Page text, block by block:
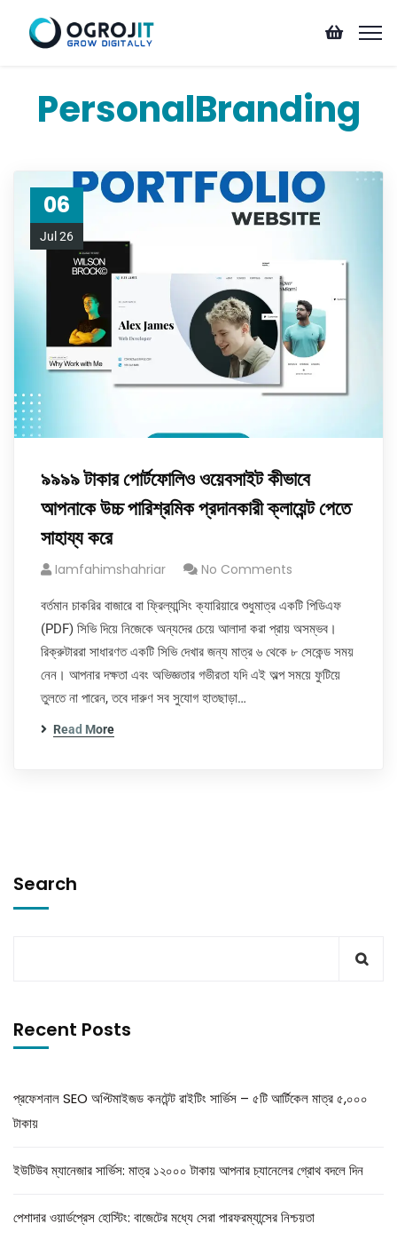
PersonalBranding
06
Jul 26
৯৯৯৯ টাকার পোর্টফোলিও ওয়েবসাইট কীভাবে
আপনাকে উচ্চ পারিশ্রমিক প্রদানকারী ক্লায়েন্ট পেতে
সাহায্য করে
Iamfahimshahriar No Comments
বর্তমান চাকরির বাজারে বা ফ্রিল্যান্সিং ক্যারিয়ারে শুধুমাত্র একটি পিডিএফ
(PDF) সিভি দিয়ে নিজেকে অন্যদের চেয়ে আলাদা করা প্রায় অসম্ভব।
রিক্রুটাররা সাধারণত একটি সিভি দেখার জন্য মাত্র ৬ থেকে ৮ সেকেন্ড সময়
নেন। আপনার দক্ষতা এবং অভিজ্ঞতার গভীরতা যদি এই অল্প সময়ে ফুটিয়ে
তুলতে না পারেন, তবে দারুণ সব সুযোগ হাতছাড়া…
Read More
Search
Recent Posts
প্রফেশনাল SEO অপ্টিমাইজড কনটেন্ট রাইটিং সার্ভিস – ৫টি আর্টিকেল মাত্র ৫,০০০
টাকায়
ইউটিউব ম্যানেজার সার্ভিস: মাত্র ১২০০০ টাকায় আপনার চ্যানেলের গ্রোথ বদলে দিন
পেশাদার ওয়ার্ডপ্রেস হোস্টিং: বাজেটের মধ্যে সেরা পারফরম্যান্সের নিশ্চয়তা